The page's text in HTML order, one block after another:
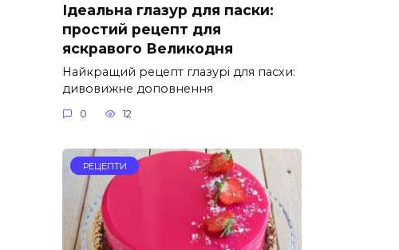
Ідеальна глазур для паски:
простий рецепт для
яскравого Великодня
Найкращий рецепт глазурі для пасхи:
дивовижне доповнення
0 12
РЕЦЕПТИ